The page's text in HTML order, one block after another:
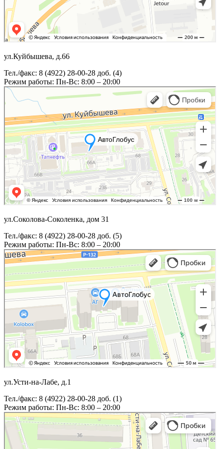
ул.Куйбышева, д.66
Тел./факс: 8 (4922) 28-00-28 доб. (4)
Режим работы: Пн-Вс: 8:00 – 20:00
ул.Соколова-Соколенка, дом 31
Тел./факс: 8 (4922) 28-00-28 доб. (5)
Режим работы: Пн-Вс: 8:00 – 20:00
ул.Усти-на-Лабе, д.1
Тел./факс: 8 (4922) 28-00-28 доб. (1)
Режим работы: Пн-Вс: 8:00 – 20:00